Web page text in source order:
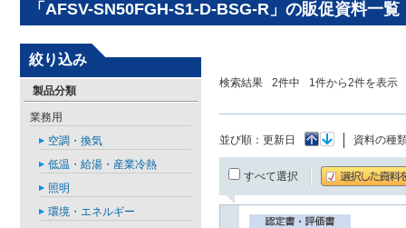
「AFSV-SN50FGH-S1-D-BSG-R」の販促資料一覧
検索結果 2件中 1件から2件を表示
並び順： 更新日 資料の種
すべて選択
絞り込み
製品分類
業務用
空調・換気
低温・給湯・産業冷熱
照明
環境・エネルギー